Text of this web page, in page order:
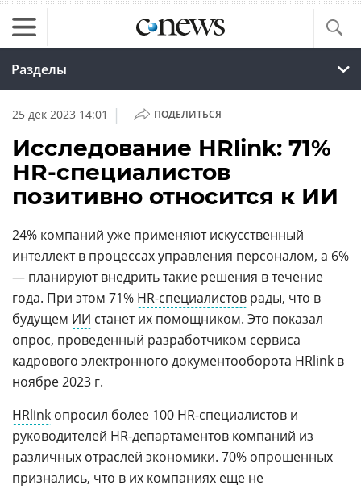
Разделы
25 дек 2023 14:01 | ПОДЕЛИТЬСЯ
Исследование HRlink: 71%
HR-специалистов
позитивно относится к ИИ
24% компаний уже применяют искусственный
интеллект в процессах управления персоналом, а 6%
— планируют внедрить такие решения в течение
года. При этом 71% HR-специалистов рады, что в
будущем ИИ станет их помощником. Это показал
опрос, проведенный разработчиком сервиса
кадрового электронного документооборота HRlink в
ноябре 2023 г.
HRlink опросил более 100 HR-специалистов и
руководителей HR-департаментов компаний из
различных отраслей экономики. 70% опрошенных
признались, что в их компаниях еще не